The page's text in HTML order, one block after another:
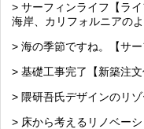
> サーフィンライフ【ラ
海岸、カリフォルニアのよ
> 海の季節ですね。【サー
> 基礎工事完了【新築注文
> 隈研吾氏デザインのリ
> 床から考えるリノベーシ